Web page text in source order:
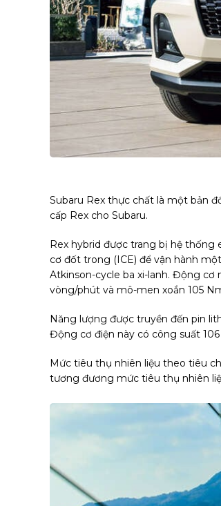
Subaru Rex thực chất là một bản
cấp Rex cho Subaru.
Rex hybrid được trang bị hệ thống
cơ đốt trong (ICE) để vận hành
Atkinson-cycle ba xi-lanh. Động cơ
vòng/phút và mô-men xoắn 105
Năng lượng được truyền đến pin
Động cơ điện này có công suất
Mức tiêu thụ nhiên liệu theo tiêu
tương đương mức tiêu thụ nhiên